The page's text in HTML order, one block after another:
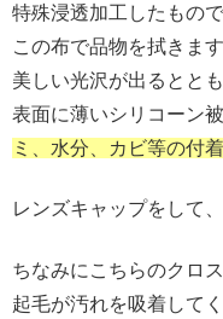
特殊浸透加工したもので
この布で品物を拭きます
美しい光沢が出るととも
表面に薄いシリコーン
ミ、水分、カビ等の付
レンズキャップをして
ちなみにこちらのクロ
起毛が汚れを吸着して